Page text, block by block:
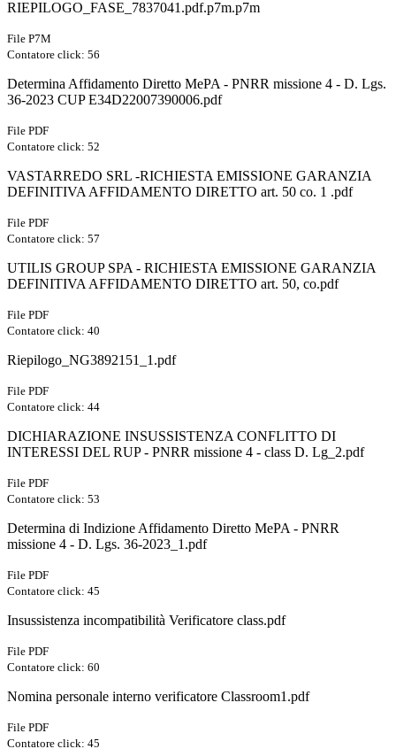
RIEPILOGO_FASE_7837041.pdf.p7m.p7m
File P7M
Contatore click: 56
Determina Affidamento Diretto MePA - PNRR missione 4 - D. Lgs.
36-2023 CUP E34D22007390006.pdf
File PDF
Contatore click: 52
VASTARREDO SRL -RICHIESTA EMISSIONE GARANZIA
DEFINITIVA AFFIDAMENTO DIRETTO art. 50 co. 1 .pdf
File PDF
Contatore click: 57
UTILIS GROUP SPA - RICHIESTA EMISSIONE GARANZIA
DEFINITIVA AFFIDAMENTO DIRETTO art. 50, co.pdf
File PDF
Contatore click: 40
Riepilogo_NG3892151_1.pdf
File PDF
Contatore click: 44
DICHIARAZIONE INSUSSISTENZA CONFLITTO DI
INTERESSI DEL RUP - PNRR missione 4 - class D. Lg_2.pdf
File PDF
Contatore click: 53
Determina di Indizione Affidamento Diretto MePA - PNRR
missione 4 - D. Lgs. 36-2023_1.pdf
File PDF
Contatore click: 45
Insussistenza incompatibilità Verificatore class.pdf
File PDF
Contatore click: 60
Nomina personale interno verificatore Classroom1.pdf
File PDF
Contatore click: 45